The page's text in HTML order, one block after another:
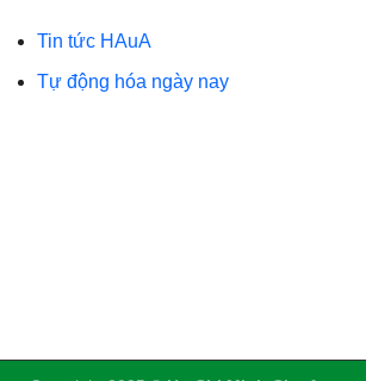
Tin tức HAuA
Tự động hóa ngày nay